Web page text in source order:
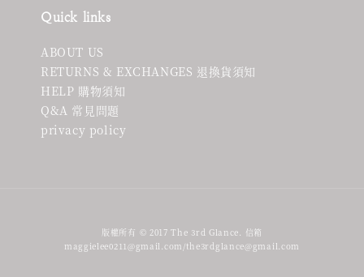
Quick links
ABOUT US
RETURNS & EXCHANGES 退換貨須知
HELP 購物須知
Q&A 常見問題
privacy policy
版權所有 © 2017 The 3rd Glance. 信箱
maggielee0211@gmail.com/the3rdglance@gmail.com